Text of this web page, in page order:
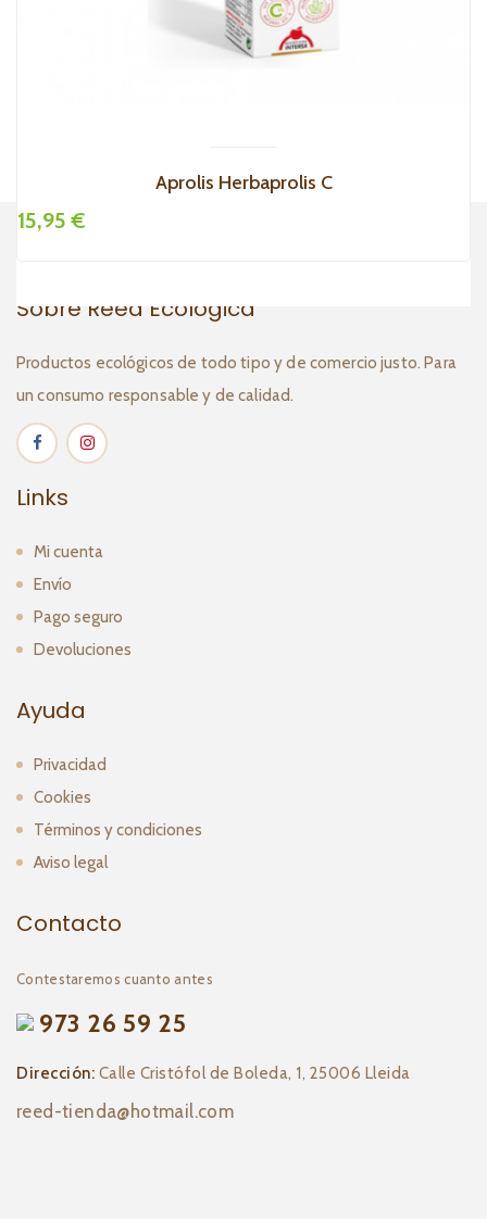
Aprolis Herbaprolis C
15,95 €
Sobre Reed Ecológica
Productos ecológicos de todo tipo y de comercio justo. Para
un consumo responsable y de calidad.
Links
Mi cuenta
Envío
Pago seguro
Devoluciones
Ayuda
Privacidad
Cookies
Términos y condiciones
Aviso legal
Contacto
Contestaremos cuanto antes
973 26 59 25
Dirección: Calle Cristófol de Boleda, 1, 25006 Lleida
reed-tienda@hotmail.com